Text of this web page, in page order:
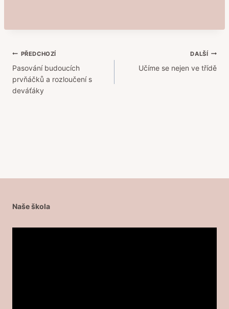
Navigace
pro
příspěvek
PŘEDCHOZÍ
Pasování budoucích
prvňáčků a rozloučení s
deváťáky
DALŠÍ
Učíme se nejen ve třídě
Naše škola